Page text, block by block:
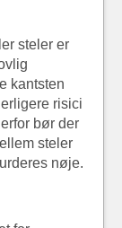
steler er
kantsten
risici
bør der
steler
nøje.